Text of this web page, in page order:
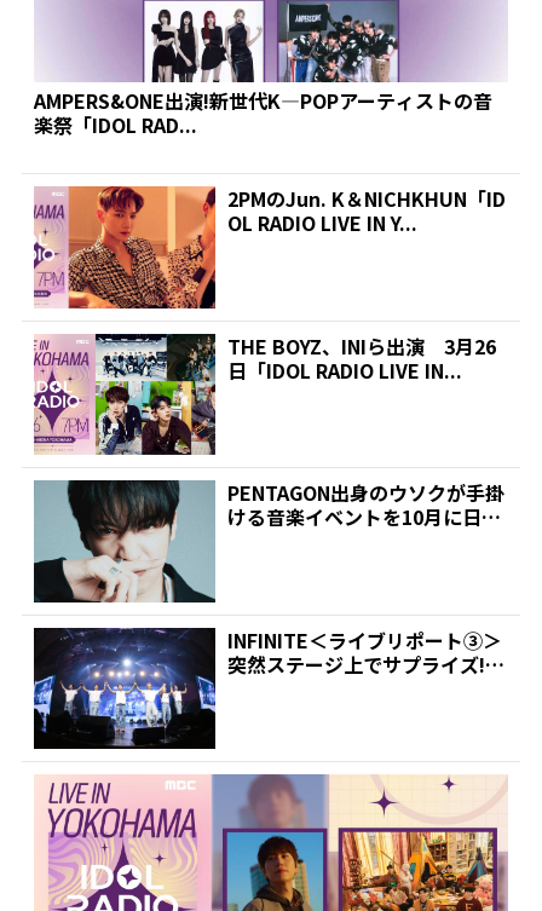
AMPERS&ONE出演!新世代K―POPアーティストの音
楽祭「IDOL RAD...
2PMのJun. K＆NICHKHUN「ID
OL RADIO LIVE IN Y...
THE BOYZ、INIら出演 3月26
日「IDOL RADIO LIVE IN...
PENTAGON出身のウソクが手掛
ける音楽イベントを10月に日本
INFINITE＜ライブリポート③＞
突然ステージ上でサプライズ! |